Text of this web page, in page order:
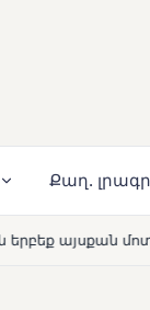
Քաղ.
HOT Լեռնահովիտի